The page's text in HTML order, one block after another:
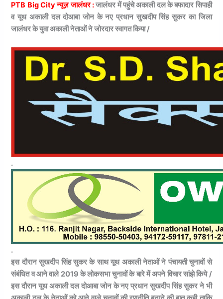
PTB Big City न्यूज़ जालंधर :जालंधर में पहुंचे अकाली दल के बफादार सिपाही
व यूथ अकाली दल दोआबा जोन के नए प्रधान सुखदीप सिंह सुकर का जिला
जालंधर के युवा अकाली नेताओं ने जोरदार स्वागत किया /
.
.
इस दौरान सुखदीप सिंह सुकर के साथ यूथ अकाली नेताओं ने पंचायती चुनावों से
संबंधित व आने वाले 2019 के लोकसभा चुनावों के बारे में अपने विचार सांझे किये /
इस दौरान यूथ अकाली दल दोआबा जोन के नए प्रधान सुखदीप सिंह सुकर ने भी